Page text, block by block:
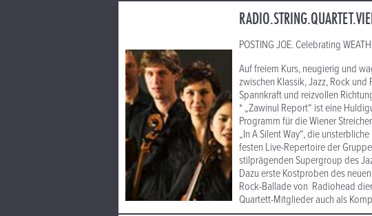
POSTING JOE. Celebrating
Auf freiem Kurs, neugierig und
zwischen Klassik, Jazz, Rock
Spannkraft und reizvollen
* „Zawinul Report“ ist eine
Programm für die Wiener
„In A Silent Way“, die
festen Live-Repertoire der
stilprägenden Supergroup des
Dazu erste Kostproben des
Rock-Ballade von Radiohead
Quartett-Mitglieder auch als